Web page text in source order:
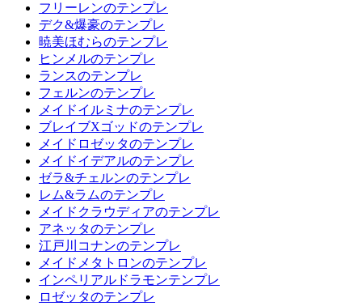
フリーレンのテンプレ
デク&爆豪のテンプレ
暁美ほむらのテンプレ
ヒンメルのテンプレ
ランスのテンプレ
フェルンのテンプレ
メイドイルミナのテンプレ
ブレイブXゴッドのテンプレ
メイドロゼッタのテンプレ
メイドイデアルのテンプレ
ゼラ&チェルンのテンプレ
レム&ラムのテンプレ
メイドクラウディアのテンプレ
アネッタのテンプレ
江戸川コナンのテンプレ
メイドメタトロンのテンプレ
インペリアルドラモンテンプレ
ロゼッタのテンプレ